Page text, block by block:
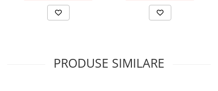
PRODUSE SIMILARE